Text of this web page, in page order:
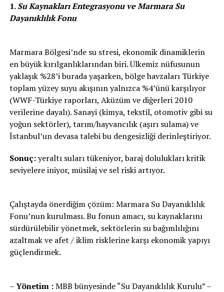
1.Su Kaynakları Entegrasyonu ve Marmara Su
Dayanıklılık Fonu
Marmara Bölgesi’nde su stresi, ekonomik dinamiklerin
en büyük kırılganlıklarından biri. Ülkemiz nüfusunun
yaklaşık %28’i burada yaşarken, bölge havzaları Türkiye
toplam yüzey suyu akışının yalnızca %4’ünü karşılıyor
(WWF-Türkiye raporları, Aküzüm ve diğerleri 2010
verilerine dayalı). Sanayi (kimya, tekstil, otomotiv gibi su
yoğun sektörler), tarım/hayvancılık (aşırı sulama) ve
İstanbul’un devasa talebi bu dengesizliği derinleştiriyor.
Sonuç:yeraltı suları tükeniyor, baraj dolulukları kritik
seviyelere iniyor, müsilaj ve sel riski artıyor.
Çalıştayda önerdiğim çözüm: Marmara Su Dayanıklılık
Fonu’nun kurulması. Bu fonun amacı, su kaynaklarını
sürdürülebilir yönetmek, sektörlerin su bağımlılığını
azaltmak ve afet / iklim risklerine karşı ekonomik yapıyı
güçlendirmek.
–Yönetim :MBB bünyesinde “Su Dayanıklılık Kurulu” –